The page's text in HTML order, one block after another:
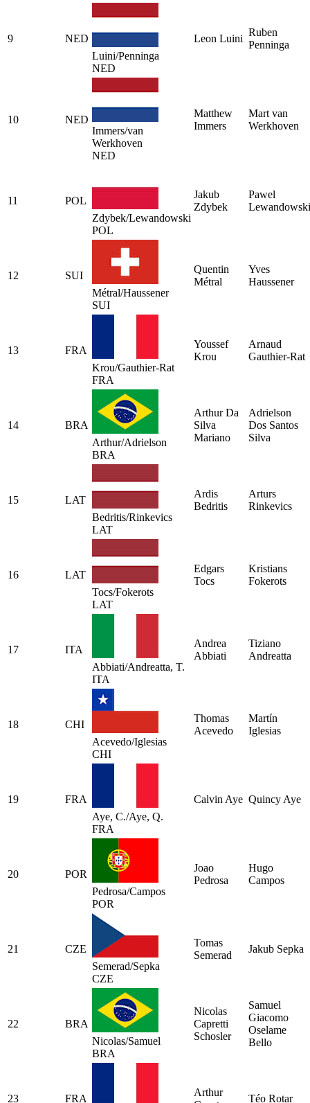
9
NED
Luini/Penninga
NED
Leon Luini
Ruben
Penninga
10
NED
Immers/van
Werkhoven
NED
Matthew
Immers
Mart van
Werkhoven
11
POL
Zdybek/Lewandowski
POL
Jakub
Zdybek
Pawel
Lewandowski
12
SUI
Métral/Haussener
SUI
Quentin
Métral
Yves
Haussener
13
FRA
Krou/Gauthier-Rat
FRA
Youssef
Krou
Arnaud
Gauthier-Rat
14
BRA
Arthur/Adrielson
BRA
Arthur Da
Silva
Mariano
Adrielson
Dos Santos
Silva
15
LAT
Bedritis/Rinkevics
LAT
Ardis
Bedritis
Arturs
Rinkevics
16
LAT
Tocs/Fokerots
LAT
Edgars
Tocs
Kristians
Fokerots
17
ITA
Abbiati/Andreatta, T.
ITA
Andrea
Abbiati
Tiziano
Andreatta
18
CHI
Acevedo/Iglesias
CHI
Thomas
Acevedo
Martín
Iglesias
19
FRA
Aye, C./Aye, Q.
FRA
Calvin Aye Quincy Aye
20
POR
Pedrosa/Campos
POR
Joao
Pedrosa
Hugo
Campos
21
CZE
Semerad/Sepka
CZE
Tomas
Semerad
Jakub Sepka
22
BRA
Nicolas/Samuel
BRA
Nicolas
Capretti
Schosler
Samuel
Giacomo
Oselame
Bello
23 FRA
Arthur
Téo Rotar